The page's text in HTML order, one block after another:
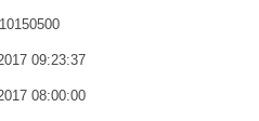
09:23:37
08:00:00